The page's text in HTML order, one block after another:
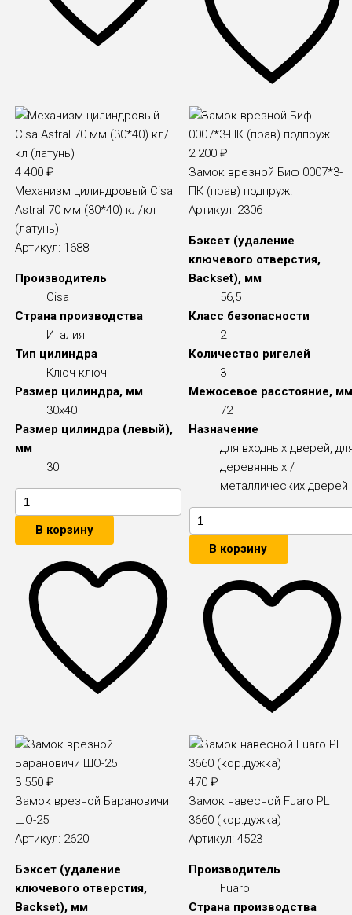
4 400₽
Механизм цилиндровый Cisa
Astral 70 мм (30*40) кл/кл
(латунь)
Артикул: 1688
Производитель
Cisa
Страна производства
Италия
Тип цилиндра
Ключ-ключ
Размер цилиндра, мм
30x40
Размер цилиндра (левый),
мм
30
В корзину
2 200₽
Замок врезной Биф 0007*3-
ПК (прав) подпруж.
Артикул: 2306
Бэксет (удаление
ключевого отверстия,
Backset), мм
56,5
Класс безопасности
2
Количество ригелей
3
Межосевое расстояние,
72
Назначение
для входных дверей,
деревянных /
металлических дверей
В корзину
3 550₽
Замок врезной Барановичи
ШО-25
Артикул: 2620
Бэксет (удаление
ключевого отверстия,
Backset), мм
470₽
Замок навесной Fuaro PL
3660 (кор.дужка)
Артикул:4523
Производитель
Fuaro
Страна производства